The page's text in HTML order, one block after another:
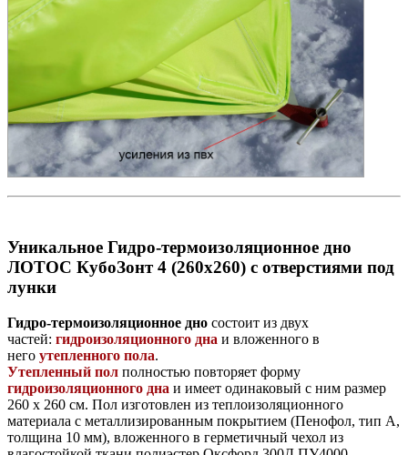
Уникальное Гидро-термоизоляционное дно
ЛОТОС КубоЗонт 4 (260х260) с отверстиями под
лунки
Гидро-термоизоляционное дно состоит из двух
частей: гидроизоляционного дна и вложенного в
него утепленного пола.
Утепленный пол полностью повторяет форму
гидроизоляционного дна и имеет одинаковый с ним размер
260 х 260 см. Пол изготовлен из теплоизоляционного
материала с металлизированным покрытием (Пенофол, тип А,
толщина 10 мм), вложенного в герметичный чехол из